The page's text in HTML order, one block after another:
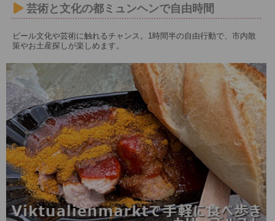
芸術と文化の都ミュンヘンで自由時間
ビール文化や芸術に触れるチャンス。1時間半の自由行動で、市内散
策やお土産探しが楽しめます。